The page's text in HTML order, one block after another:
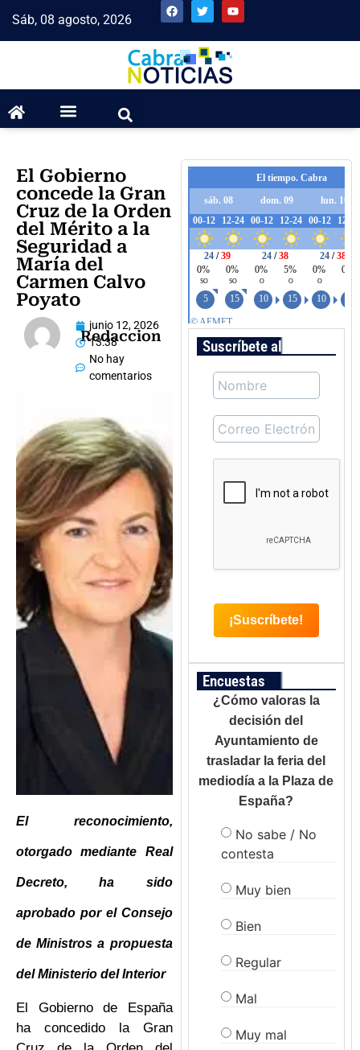
Sáb, 08 agosto, 2026
El Gobierno
concede la Gran
Cruz de la Orden
del Mérito a la
Seguridad a
María del
Carmen Calvo
Poyato
Redaccion
junio 12, 2026
13:38
No hay
comentarios
El reconocimiento,
otorgado mediante Real
Decreto, ha sido
aprobado por el Consejo
de Ministros a propuesta
del Ministerio del Interior
El Gobierno de España
ha concedido la Gran
Suscríbete al boletín
Encuestas
¿Cómo valoras la
decisión del
Ayuntamiento de
trasladar la feria del
mediodía a la Plaza de
España?
No sabe / No
contesta
Muy bien
Bien
Regular
Mal
Muy mal